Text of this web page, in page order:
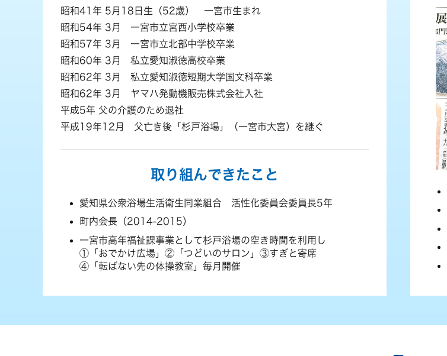
昭和41年 5月18日生（52歳） 一宮市生まれ
昭和54年 3月 一宮市立宮西小学校卒業
昭和57年 3月 一宮市立北部中学校卒業
昭和60年 3月 私立愛知淑徳高校卒業
昭和62年 3月 私立愛知淑徳短期大学国文科卒業
昭和62年 3月 ヤマハ発動機販売株式会社入社
平成5年 父の介護のため退社
平成19年12月 父亡き後「杉戸浴場」（一宮市大宮）を継ぐ
取り組んできたこと
愛知県公衆浴場生活衛生同業組合 活性化委員会委員長5年
町内会長（2014-2015）
一宮市高年福祉課事業として杉戸浴場の空き時間を利用し
①「おでかけ広場」②「つどいのサロン」③すぎと寄席
④「転ばない先の体操教室」毎月開催